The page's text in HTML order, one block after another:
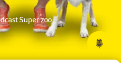
Super zoo